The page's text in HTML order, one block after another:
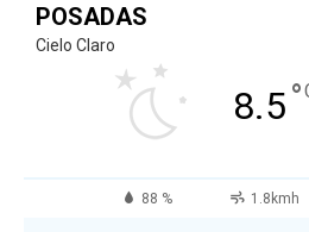
POSADAS
Cielo Claro
8.5°
88 % 1.8kmh